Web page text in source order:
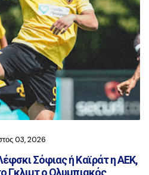
03, 2026
Σόφιας ή Καϊράτ η ΑΕΚ,